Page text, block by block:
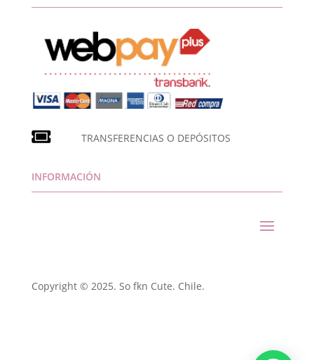
TRANSFERENCIAS O DEPÓSITOS
INFORMACIÓN
Copyright © 2025. So fkn Cute. Chile.